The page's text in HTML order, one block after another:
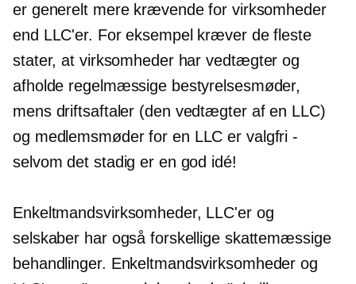
er generelt mere krævende for virksomheder
end LLC'er. For eksempel kræver de fleste
stater, at virksomheder harvedtægter og
afholde regelmæssige bestyrelsesmøder,
mens driftsaftaler (den vedtægteraf en LLC)
og medlemsmøder for en LLC er valgfri -
selvom det stadig er en god idé!
Enkeltmandsvirksomheder, LLC'er og
selskaber har også forskellige skattemæssige
behandlinger. Enkeltmandsvirksomheder og